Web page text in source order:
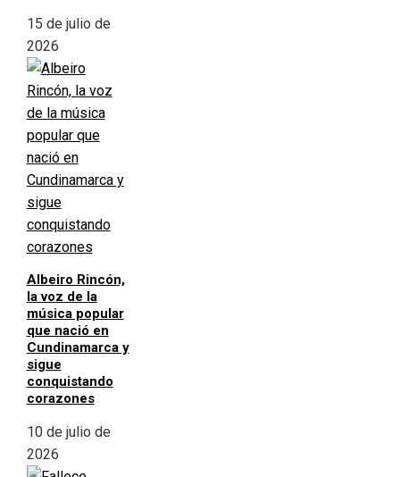
15 de julio de
2026
Albeiro Rincón,
la voz de la
música popular
que nació en
Cundinamarca y
sigue
conquistando
corazones
10 de julio de
2026